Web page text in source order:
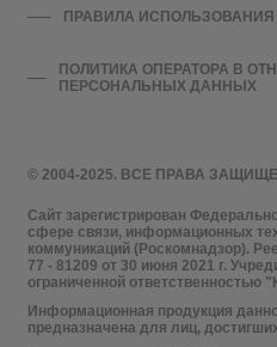
© 2004-2025. ВСЕ ПРАВА
Сайт зарегистрирован
сфере связи, информационных
коммуникаций (Роскомнадзор).
77 - 81209 от 30 июня 2021 г.
ограниченной ответственностью
Информационная продукция
предназначена для лиц,
ПРАВИЛА
ПОЛИТИКА ОПЕРАТОРА В
ПЕРСОНАЛЬНЫХ ДАННЫХ